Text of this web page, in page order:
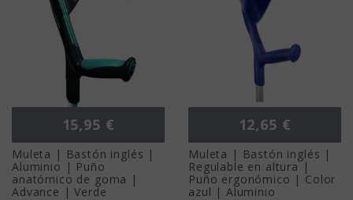
Precio
15,95 €
Muleta | Bastón inglés |
Aluminio | Puño
anatómico de goma |
Advance | Verde
Precio
12,65 €
Muleta | Bastón inglés |
Regulable en altura |
Puño ergonómico | Color
azul | Aluminio